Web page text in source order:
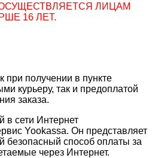
ЛИЦАМ
16 ЛЕТ.
при получении в пункте
курьеру, так и предоплатой
заказа.
в сети Интернет
Yookassa. Он представляет
безопасный способ оплаты за
через Интернет.